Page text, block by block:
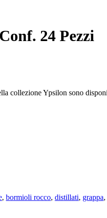
24 Pezzi
collezione Ypsilon sono
, bormioli rocco, distillati, grappa,